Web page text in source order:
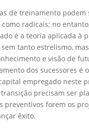
de treinamento podem
radicais; no
é a teoria aplicada à
tanto estrelismo,
e visão de
dos sucessores é
empregado neste
precisam ser
preventivos forem os
êxito.